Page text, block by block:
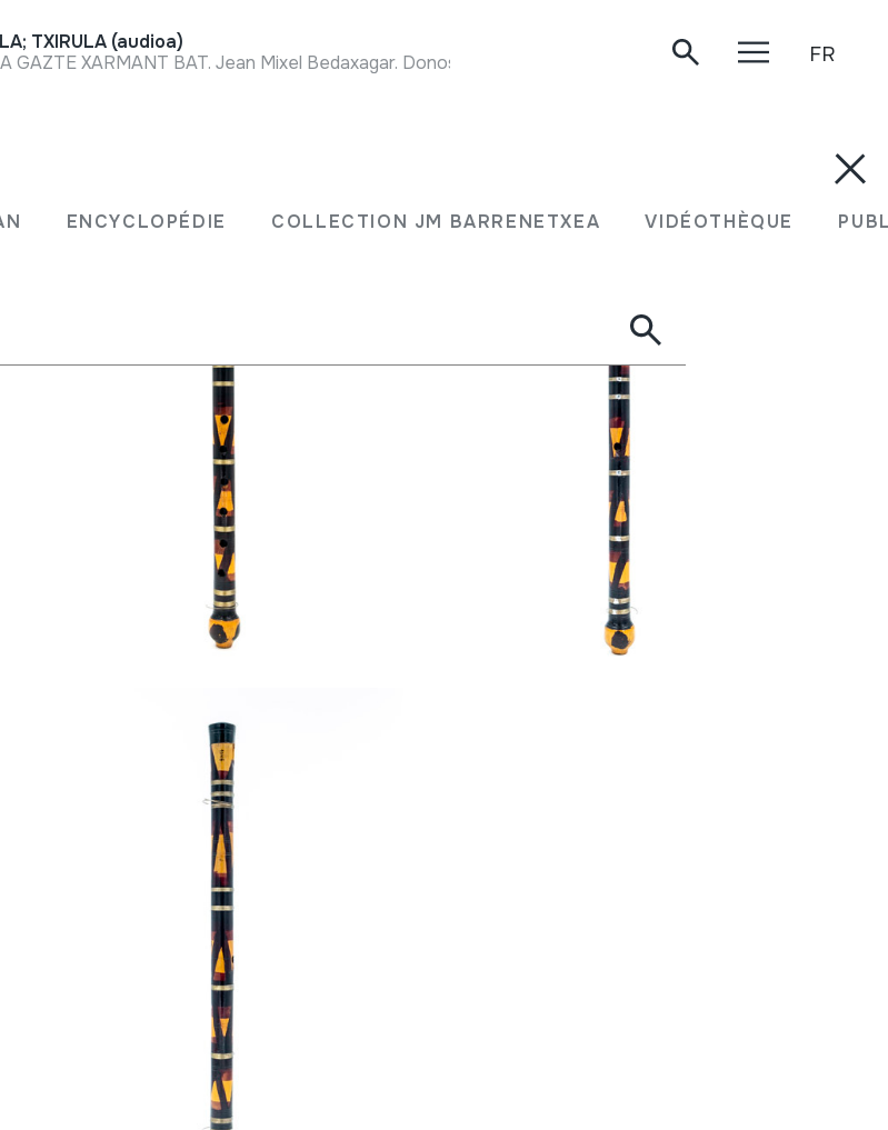
ENCYCLOPÉDIE COLLECTION JM BARRENETXEA VIDÉOTHÈQUE
TXIRULA (audioa)
GAZTE XARMANT BAT. Jean Mixel Bedaxagar. Donostia, 1984.
FR